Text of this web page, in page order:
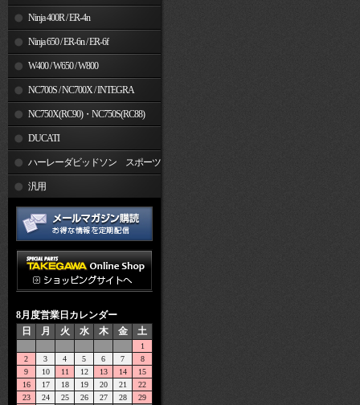
Ninja 400R / ER-4n
Ninja 650 / ER-6n / ER-6f
W400 / W650 / W800
NC700S / NC700X / INTEGRA
NC750X(RC90)・NC750S(RC88)
DUCATI
ハーレーダビッドソン スポーツ
スター汎用
8月度営業日カレンダー
日
月 火 水 木 金 土
1
2
3 4 5 6 7
8
9
10 11 12 13 14
15
16
17 18 19 20 21
22
23
24 25 26 27 28
29